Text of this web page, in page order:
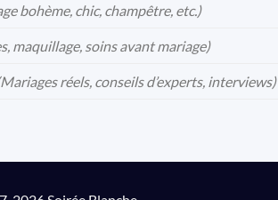
bohème, chic, champêtre, etc.)
maquillage, soins avant mariage)
réels, conseils d’experts, interviews)